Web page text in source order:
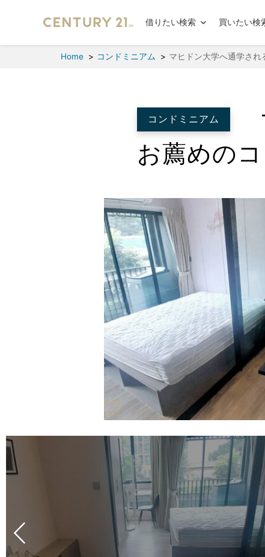
借りたい検索 買いたい検
Home コンドミニアム マヒドン大学へ通学され
コンドミニアム
お薦めの